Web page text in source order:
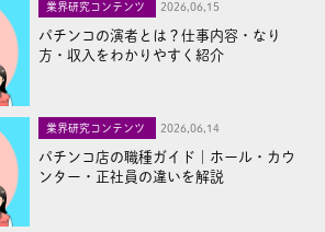
業界研究コンテンツ 2026,06,15
パチンコの演者とは？仕事内容・なり
方・収入をわかりやすく紹介
業界研究コンテンツ 2026,06,14
パチンコ店の職種ガイド｜ホール・カウ
ンター・正社員の違いを解説